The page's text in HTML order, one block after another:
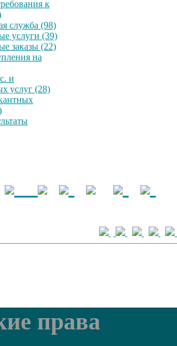
к
служба (98)
услуги (39)
заказы (22)
на
и
услуг (28)
права